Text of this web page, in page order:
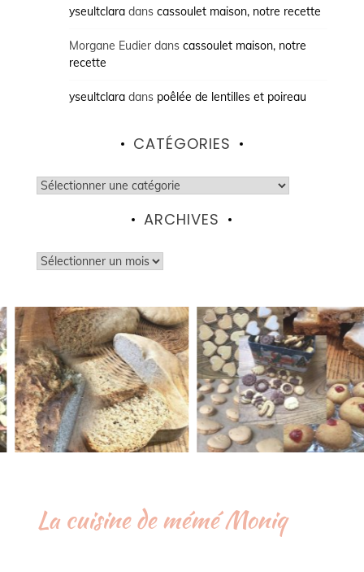
yseultclaradans cassoulet maison, notre recette
Morgane Eudierdans cassoulet maison, notre
recette
yseultclaradans poêlée de lentilles et poireau
CATÉGORIES
Catégories
ARCHIVES
Archives
La cuisine de mémé Moniq